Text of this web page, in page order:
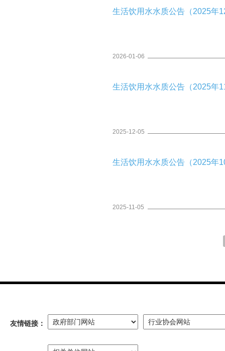
生活饮用水水质公告（2025年
2026-01-06
生活饮用水水质公告（2025年
2025-12-05
生活饮用水水质公告（2025年
2025-11-05
友情链接：